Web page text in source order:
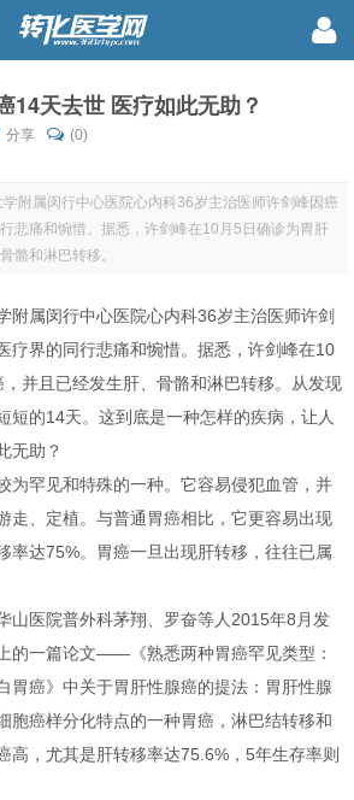
14天去世 医疗如此无助？
分享
(0)
附属闵行中心医院心内科36岁主治医师许剑峰因癌
悲痛和惋惜。据悉，许剑峰在10月5日确诊为胃肝
骼和淋巴转移。
属闵行中心医院心内科36岁主治医师许剑
疗界的同行悲痛和惋惜。据悉，许剑峰在10
并且已经发生肝、骨骼和淋巴转移。从发现
短的14天。这到底是一种怎样的疾病，让人
无助？
罕见和特殊的一种。它容易侵犯血管，并
走、定植。与普通胃癌相比，它更容易出现
率达75%。胃癌一旦出现肝转移，往往已属
医院普外科茅翔、罗奋等人2015年8月发
的一篇论文——《熟悉两种胃癌罕见类型：
胃癌》中关于胃肝性腺癌的提法：胃肝性腺
胞癌样分化特点的一种胃癌，淋巴结转移和
高，尤其是肝转移率达75.6%，5年生存率则